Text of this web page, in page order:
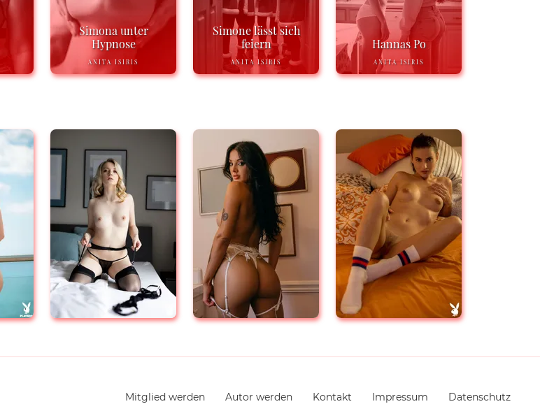
Simona unter
Hypnose
ANITA ISIRIS
Simone lässt sich
feiern
ANITA ISIRIS
Hannas Po
ANITA ISIRIS
Navigation
Mitglied werden Autor werden Kontakt Impressum Datenschutz